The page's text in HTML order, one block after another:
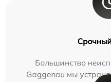
Большинство
Gaggenau мы